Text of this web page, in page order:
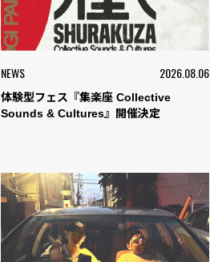
NEWS 2026.08.06
体験型フェス『集楽座 Collective
Sounds & Cultures』開催決定